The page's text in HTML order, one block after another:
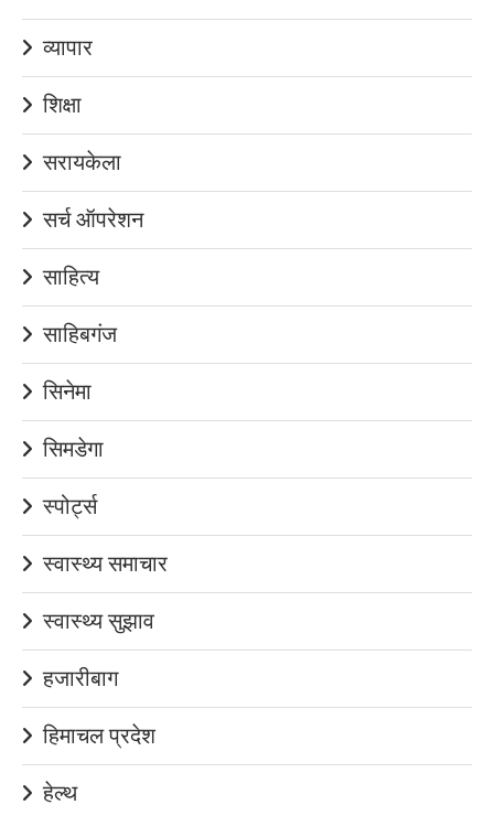
व्यापार
शिक्षा
सरायकेला
सर्च ऑपरेशन
साहित्य
साहिबगंज
सिनेमा
सिमडेगा
स्पोर्ट्स
स्वास्थ्य समाचार
स्वास्थ्य सुझाव
हजारीबाग
हिमाचल प्रदेश
हेल्थ